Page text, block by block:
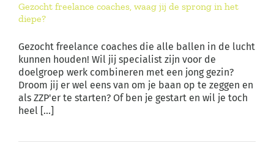
Gezocht freelance coaches, waag jij de sprong in het
diepe?
Gezocht freelance coaches die alle ballen in de lucht
kunnen houden! Wil jij specialist zijn voor de
doelgroep werk combineren met een jong gezin?
Droom jij er wel eens van om je baan op te zeggen en
als ZZP'er te starten? Of ben je gestart en wil je toch
heel [...]